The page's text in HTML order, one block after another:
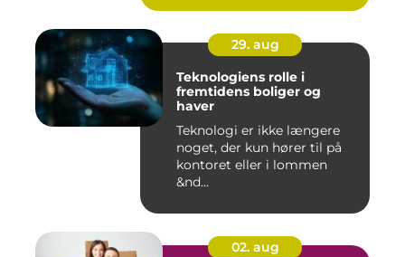
29. aug
Teknologiens rolle i
fremtidens boliger og
haver
Teknologi er ikke længere
noget, der kun hører til på
kontoret eller i lommen
&nd...
02. aug